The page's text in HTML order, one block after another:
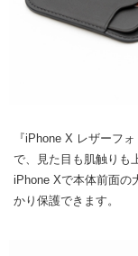
『iPhone X レザーフ
で、見た目も肌触りも
iPhone Xで本体前面の
かり保護できます。